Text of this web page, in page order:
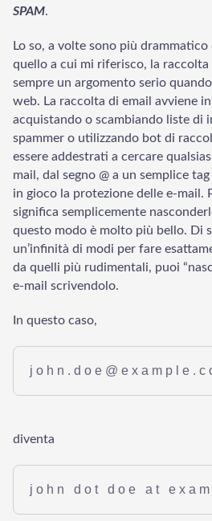
SPAM.
Lo so, a volte sono più
quello a cui mi riferisco, la raccolta
sempre un argomento serio
web. La raccolta di email avviene
acquistando o scambiando liste di
spammer o utilizzando bot di
essere addestrati a cercare
mail, dal segno @ a un semplice
in gioco la protezione delle e-mail.
significa semplicemente
questo modo è molto più bello. Di
un’infinità di modi per fare
da quelli più rudimentali, puoi
e-mail scrivendolo.
In questo caso,
diventa
john dot doe at